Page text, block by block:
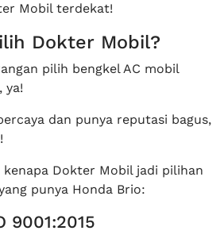
Mobil terdekat!
Dokter Mobil?
pilih bengkel AC mobil
ya!
dan punya reputasi bagus,
Dokter Mobil jadi pilihan
punya Honda Brio:
9001:2015